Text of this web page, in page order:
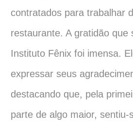
contratados para trabalhar
restaurante. A gratidão que
Instituto Fênix foi imensa.
expressar seus
destacando que, pela
parte de algo maior, sentiu-